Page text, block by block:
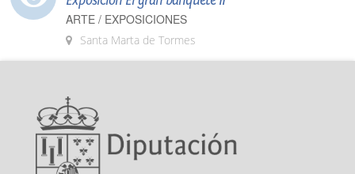
ARTE / EXPOSICIONES
Santa Marta de Tormes